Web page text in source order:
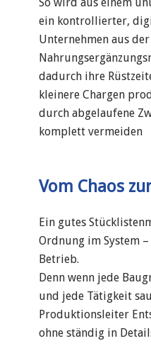
So wird aus einem
ein kontrollierter,
Unternehmen aus der
dadurch ihre
kleinere Chargen
durch abgelaufene
komplett vermeiden
Vom Chaos
Ein gutes
Ordnung im System
Betrieb.
Denn wenn jede
und jede Tätigkeit
Produktionsleiter
ohne ständig in